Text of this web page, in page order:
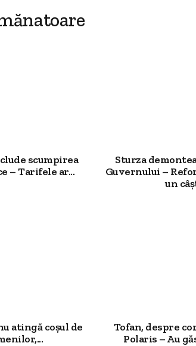
scumpirea
– Tarifele ar...
Sturza
Guvernului –
un
atingă coșul de
Tofan, despre
Polaris – Au